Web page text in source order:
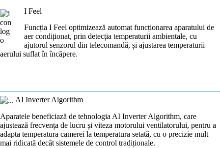
I Feel
Funcția I Feel optimizează automat funcționarea aparatului de
aer condiționat, prin detecția temperaturii ambientale, cu
ajutorul senzorul din telecomandă, și ajustarea temperaturii
aerului suflat în încăpere.
AI Inverter Algorithm
Aparatele beneficiază de tehnologia AI Inverter Algorithm, care
ajustează frecvența de lucru și viteza motorului ventilatorului, pentru a
adapta temperatura camerei la temperatura setată, cu o precizie mult
mai ridicată decât sistemele de control tradiționale.